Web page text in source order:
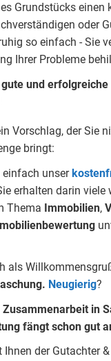
Grundstücks einen
oder
so einfach - Sie
Ihrer Probleme
und erfolgreiche
Vorschlag, der Sie
bringt:
einfach unser
erhalten darin
Thema Immobilien,
als
Neugierig?
in
fängt schon gut
Ihnen der Gutachter &